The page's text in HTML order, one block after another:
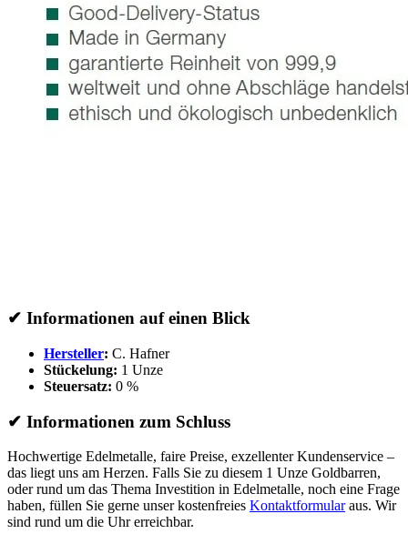
✔ Informationen auf einen Blick
Hersteller: C. Hafner
Stückelung: 1 Unze
Steuersatz: 0 %
✔ Informationen zum Schluss
Hochwertige Edelmetalle, faire Preise, exzellenter Kundenservice –
das liegt uns am Herzen. Falls Sie zu diesem 1 Unze Goldbarren,
oder rund um das Thema Investition in Edelmetalle, noch eine Frage
haben, füllen Sie gerne unser kostenfreies Kontaktformularaus. Wir
sind rund um die Uhr erreichbar.